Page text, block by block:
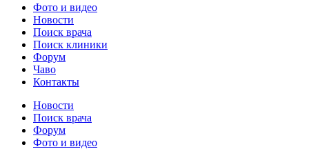
Фото и видео
Новости
Поиск врача
Поиск клиники
Форум
Чаво
Контакты
Новости
Поиск врача
Форум
Фото и видео